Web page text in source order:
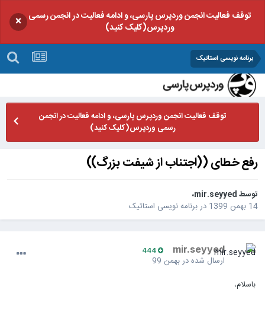
توقف فعالیت انجمن وردپرس پارسی، و ادامه فعالیت در انجمن رسمی
وردپرس(کلیک کنید)
×
برنامه نویسی استاتیک
توقف فعالیت انجمن وردپرس پارسی، و ادامه فعالیت در انجمن
رسمی وردپرس(کلیک کنید)
رفع خطای ((اجتناب از شیفت بزرگ))
توسطmir.seyyed،
14 بهمن 1399
دربرنامه نویسی استاتیک
mir.seyyed
444
ارسال شده دربهمن 99
باسلام،